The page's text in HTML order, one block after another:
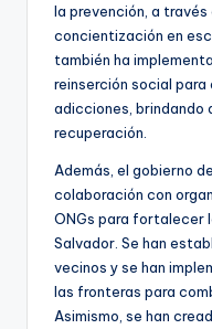
la prevención, a
concientización en
también ha
reinserción social para
adicciones, brindando
recuperación.
Además, el gobierno
colaboración con
ONGs para fortalecer
Salvador. Se han
vecinos y se han
las fronteras para
Asimismo, se han